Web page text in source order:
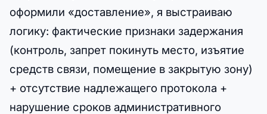
оформили «доставление», я выстраиваю
логику: фактические признаки задержания
(контроль, запрет покинуть место, изъятие
средств связи, помещение в закрытую зону)
+ отсутствие надлежащего протокола +
нарушение сроков административного